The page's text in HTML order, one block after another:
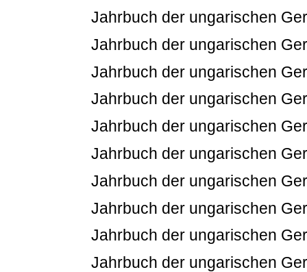
Jahrbuch der ungarischen
Jahrbuch der ungarischen
Jahrbuch der ungarischen
Jahrbuch der ungarischen
Jahrbuch der ungarischen
Jahrbuch der ungarischen
Jahrbuch der ungarischen
Jahrbuch der ungarischen
Jahrbuch der ungarischen
Jahrbuch der ungarischen